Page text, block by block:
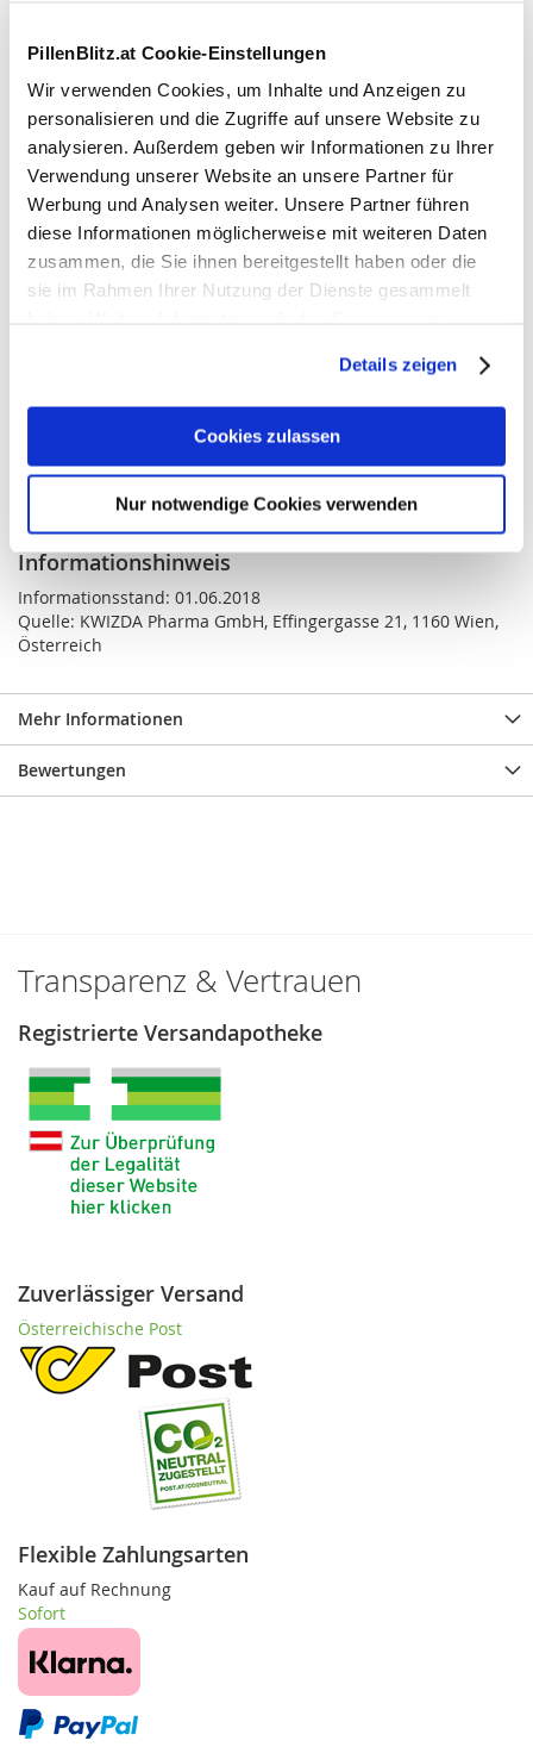
PillenBlitz.at Cookie-Einstellungen
Wir verwenden Cookies, um Inhalte und Anzeigen zu
personalisieren und die Zugriffe auf unsere Website zu
analysieren. Außerdem geben wir Informationen zu Ihrer
Verwendung unserer Website an unsere Partner für
Werbung und Analysen weiter. Unsere Partner führen
diese Informationen möglicherweise mit weiteren Daten
zusammen, die Sie ihnen bereitgestellt haben oder die
sie im Rahmen Ihrer Nutzung der Dienste gesammelt
Details zeigen
Cookies zulassen
Nur notwendige Cookies verwenden
Geschmack Himbeer
Themen
Vitamine
Nahrungsergänzung Nährstoffe Vitamine
Multivitamine
Informationshinweis
Informationsstand: 01.06.2018
Quelle: KWIZDA Pharma GmbH, Effingergasse 21, 1160 Wien,
Österreich
Mehr Informationen
Bewertungen
Transparenz & Vertrauen
Registrierte Versandapotheke
Zuverlässiger Versand
Österreichische Post
Flexible Zahlungsarten
Kauf auf Rechnung
Sofort